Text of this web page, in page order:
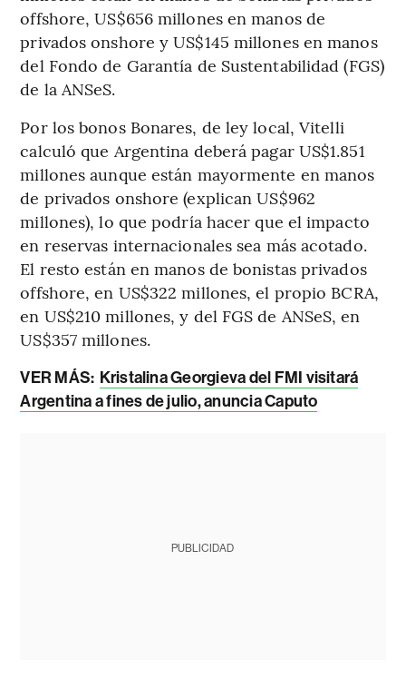
offshore, US$656 millones en manos de
privados onshore y US$145 millones en manos
del Fondo de Garantía de Sustentabilidad (FGS)
de la ANSeS.
Por los bonos Bonares, de ley local, Vitelli
calculó que Argentina deberá pagar US$1.851
millones aunque están mayormente en manos
de privados onshore (explican US$962
millones), lo que podría hacer que el impacto
en reservas internacionales sea más acotado.
El resto están en manos de bonistas privados
offshore, en US$322 millones, el propio BCRA,
en US$210 millones, y del FGS de ANSeS, en
US$357 millones.
VER MÁS: Kristalina Georgieva del FMI visitará
Argentina a fines de julio, anuncia Caputo
PUBLICIDAD